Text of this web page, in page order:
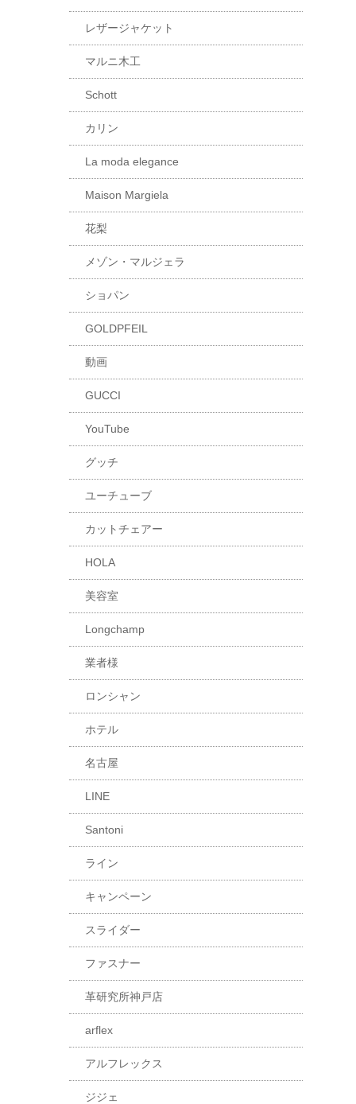
レザージャケット
マルニ木工
Schott
カリン
La moda elegance
Maison Margiela
花梨
メゾン・マルジェラ
ショパン
GOLDPFEIL
動画
GUCCI
YouTube
グッチ
ユーチューブ
カットチェアー
HOLA
美容室
Longchamp
業者様
ロンシャン
ホテル
名古屋
LINE
Santoni
ライン
キャンペーン
スライダー
ファスナー
革研究所神戸店
arflex
アルフレックス
ジジェ